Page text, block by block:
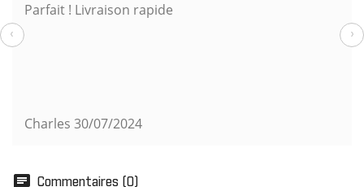
Parfait ! Livraison rapide
Charles 30/07/2024
‹ ›
chat Commentaires (0)